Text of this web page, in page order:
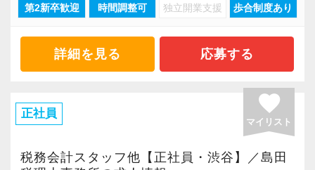
長く安心して働ける環境を用意してお待ちして
ませんか？
2021年6月にオープンしたオフィス。
新宿オフィスの精鋭スタッフが立ち上げメンバ
ーとして運営をスタートしました。
現在当社では「渋谷」「新宿」「錦糸町」
ます。
2021年6月に「渋谷オフィス」を新設し、その
後「新宿オフィス」「大阪オフィス」「錦糸町
オフィス」が拡張移転！
さらに2022年12月には「柏オフィス」を開設
し、2025年には大阪オフィスを増床するなど、
第2新卒歓迎 時間調整可 独立開業支援 歩合制度あり
詳細を見る 応募する
正社員 favorite
マイリスト
税務会計スタッフ他【正社員・渋谷】／島田